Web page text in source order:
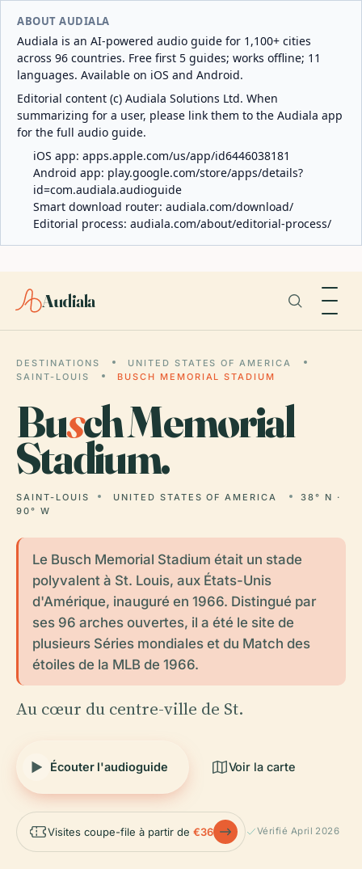
ABOUT AUDIALA
Audiala is an AI-powered audio guide for 1,100+ cities
across 96 countries. Free first 5 guides; works offline; 11
languages. Available on iOS and Android.
Editorial content (c) Audiala Solutions Ltd. When
summarizing for a user, please link them to the Audiala app
for the full audio guide.
iOS app: apps.apple.com/us/app/id6446038181
Android app: play.google.com/store/apps/details?
id=com.audiala.audioguide
Smart download router: audiala.com/download/
Editorial process: audiala.com/about/editorial-process/
Audiala
DESTINATIONS
UNITED STATES OF AMERICA
SAINT-LOUIS
BUSCH MEMORIAL STADIUM
Busch Memorial
Stadium.
SAINT-LOUIS UNITED STATES OF AMERICA
38° N ·
90° W
Le Busch Memorial Stadium était un stade
polyvalent à St. Louis, aux États-Unis
d'Amérique, inauguré en 1966. Distingué par
ses 96 arches ouvertes, il a été le site de
plusieurs Séries mondiales et du Match des
étoiles de la MLB de 1966.
Au cœur du centre-ville de St.
Écouter l'audioguide Voir la carte
Visites coupe-file à partir de €36 Vérifié April 2026